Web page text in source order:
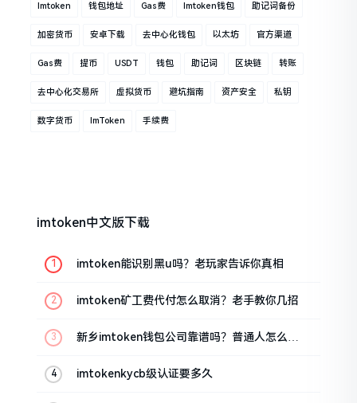
Imtoken 钱包地址 Gas费 Imtoken钱包 助记词备份
加密货币 安卓下载 去中心化钱包 以太坊 官方渠道
Gas费 提币 USDT 钱包 助记词 区块链 转账
去中心化交易所 虚拟货币 避坑指南 资产安全 私钥
数字货币 ImToken 手续费
imtoken中文版下载
imtoken能识别黑u吗？老玩家告诉你真相
imtoken矿工费代付怎么取消？老手教你几招
新乡imtoken钱包公司靠谱吗？普通人怎么避
imtokenkycb级认证要多久